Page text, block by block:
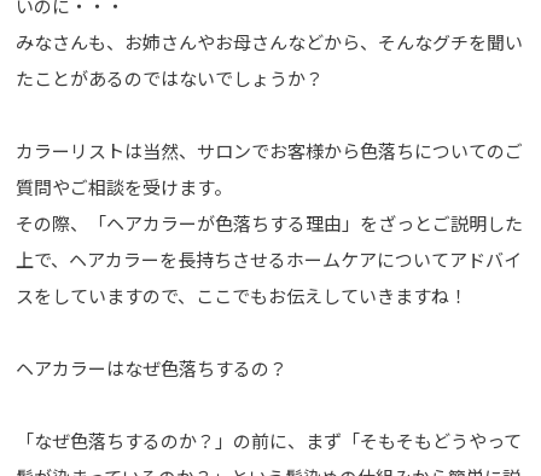
みなさんも、お姉さんやお母さんなどから、そんなグチを聞い
たことがあるのではないでしょうか？
カラーリストは当然、サロンでお客様から色落ちについてのご
質問やご相談を受けます。
その際、「ヘアカラーが色落ちする理由」をざっとご説明した
上で、ヘアカラーを長持ちさせるホームケアについてアドバイ
スをしていますので、ここでもお伝えしていきますね！
ヘアカラーはなぜ色落ちするの？
「なぜ色落ちするのか？」の前に、まず「そもそもどうやって